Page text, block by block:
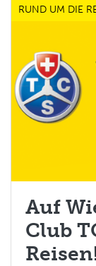
RUND UM DIE
Auf
Club